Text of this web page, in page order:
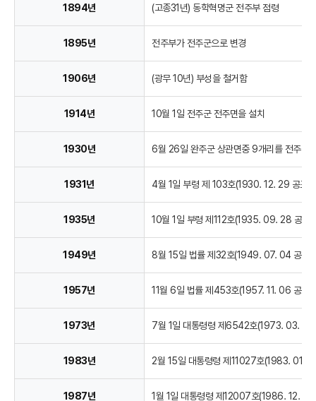
1894년 (고종31년) 동학혁명군 전주부 점령
1895년 전주부가 전주군으로 변경
1906년 (광무 10년) 부성을 철거함
1914년 10월 1일 전주군 전주면을 설치
1930년 6월 26일 완주군 상관면중 9개리를 전주군
1931년 4월 1일 부령 제 103호(1930. 12. 29 공포)
1935년 10월 1일 부령 제112호(1935. 09. 28 공포)
1949년 8월 15일 법률 제32호(1949. 07. 04 공포)
1957년 11월 6일 법률 제453호(1957. 11. 06 공포)
1973년 7월 1일 대통령령 제6542호(1973. 03. 12
1983년 2월 15일 대통령령 제11027호(1983. 01.
1987년 1월 1일 대통령령 제12007호(1986. 12. 23